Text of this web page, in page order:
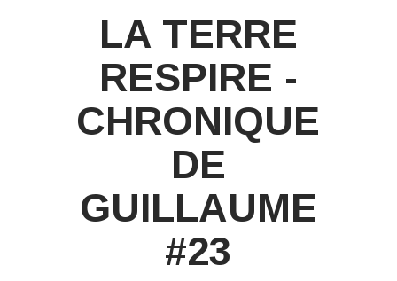
LA TERRE
RESPIRE -
CHRONIQUE
DE
GUILLAUME
#23